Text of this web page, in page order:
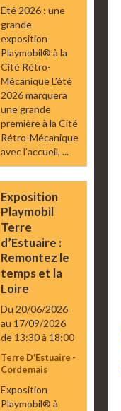
Été 2026 : une
grande
exposition
Playmobil® à la
Cité Rétro-
Mécanique L’été
2026 marquera
une grande
première à la Cité
Rétro-Mécanique
avec l’accueil, ...
Exposition
Playmobil
Terre
d’Estuaire :
Remontez le
temps et la
Loire
Du 20/06/2026
au 17/09/2026
de 13:30à 18:00
Terre D'Estuaire -
Cordemais
Exposition
Playmobil® à